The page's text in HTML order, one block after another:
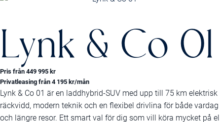
Lynk & Co 01
Pris från 449 995 kr
Privatleasing från 4 195 kr/mån
Lynk & Co 01 är en laddhybrid-SUV med upp till 75 km elektrisk
räckvidd, modern teknik och en flexibel drivlina för både vardag
och längre resor. Ett smart val för dig som vill köra mycket på el